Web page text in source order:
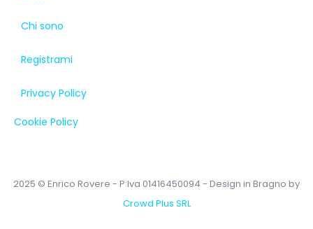
Chi sono
Registrami
Privacy Policy
Cookie Policy
2025 © Enrico Rovere - P:Iva 01416450094 - Design in Bragno by
Crowd Plus SRL